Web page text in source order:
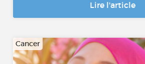
Lire l'article
Cancer